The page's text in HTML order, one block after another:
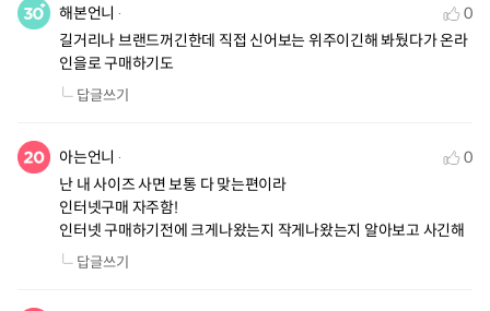
해본언니
0
길거리나 브랜드꺼긴한데 직접 신어보는 위주이긴해 봐뒀다가 온라
인을로 구매하기도
답글쓰기
아는언니
0
난 내 사이즈 사면 보통 다 맞는편이라
인터넷구매 자주함!
인터넷 구매하기전에 크게나왔는지 작게나왔는지 알아보고 사긴해
답글쓰기